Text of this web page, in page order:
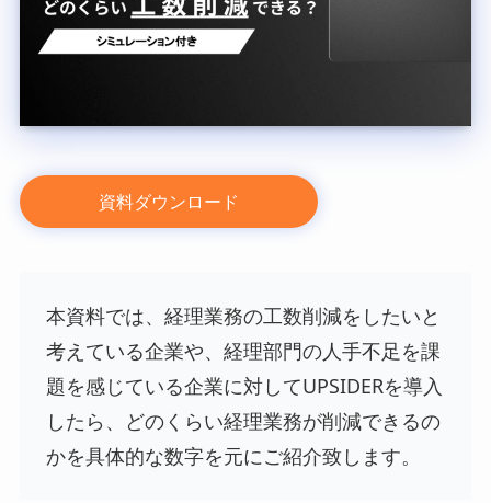
資料ダウンロード
本資料では、経理業務の工数削減をしたいと
考えている企業や、経理部門の人手不足を課
題を感じている企業に対してUPSIDERを導入
したら、どのくらい経理業務が削減できるの
かを具体的な数字を元にご紹介致します。